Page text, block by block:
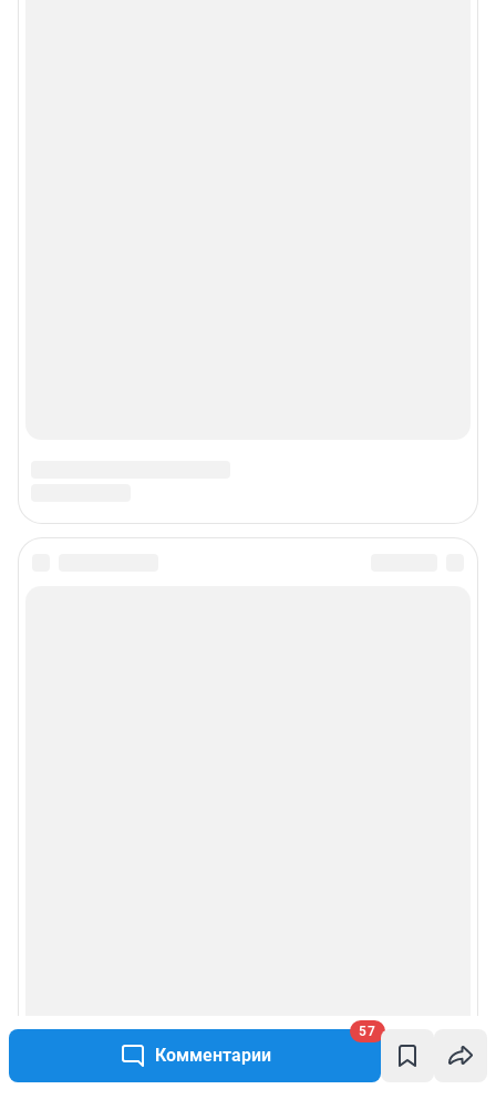
Комментарии
57